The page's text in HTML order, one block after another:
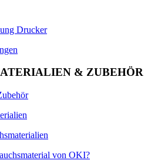
Drucker
& ZUBEHÖR
von OKI?